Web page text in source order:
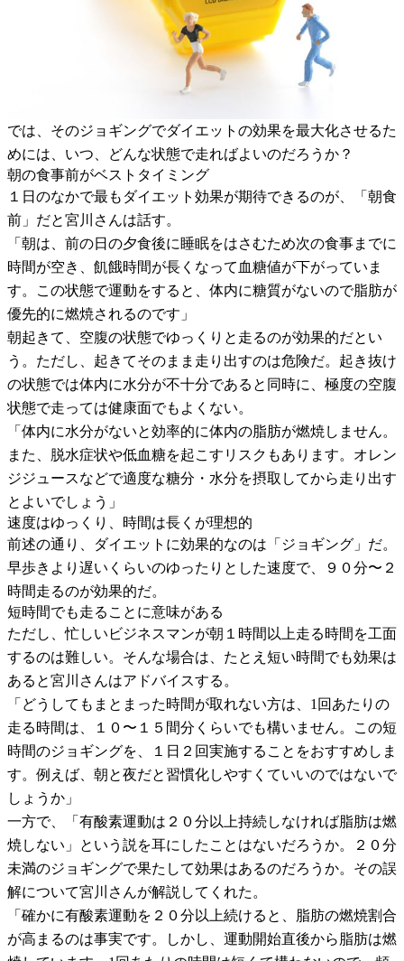
では、そのジョギングでダイエットの効果を最大化させるた
めには、いつ、どんな状態で走ればよいのだろうか？
朝の食事前がベストタイミング
１日のなかで最もダイエット効果が期待できるのが、「朝食
前」だと宮川さんは話す。
「朝は、前の日の夕食後に睡眠をはさむため次の食事までに
時間が空き、飢餓時間が長くなって血糖値が下がっていま
す。この状態で運動をすると、体内に糖質がないので脂肪が
優先的に燃焼されるのです」
朝起きて、空腹の状態でゆっくりと走るのが効果的だとい
う。ただし、起きてそのまま走り出すのは危険だ。起き抜け
の状態では体内に水分が不十分であると同時に、極度の空腹
状態で走っては健康面でもよくない。
「体内に水分がないと効率的に体内の脂肪が燃焼しません。
また、脱水症状や低血糖を起こすリスクもあります。オレン
ジジュースなどで適度な糖分・水分を摂取してから走り出す
とよいでしょう」
速度はゆっくり、時間は長くが理想的
前述の通り、ダイエットに効果的なのは「ジョギング」だ。
早歩きより遅いくらいのゆったりとした速度で、９０分〜２
時間走るのが効果的だ。
短時間でも走ることに意味がある
ただし、忙しいビジネスマンが朝１時間以上走る時間を工面
するのは難しい。そんな場合は、たとえ短い時間でも効果は
あると宮川さんはアドバイスする。
「どうしてもまとまった時間が取れない方は、1回あたりの
走る時間は、１０〜１５間分くらいでも構いません。この短
時間のジョギングを、１日２回実施することをおすすめしま
す。例えば、朝と夜だと習慣化しやすくていいのではないで
しょうか」
一方で、「有酸素運動は２０分以上持続しなければ脂肪は燃
焼しない」という説を耳にしたことはないだろうか。２０分
未満のジョギングで果たして効果はあるのだろうか。その誤
解について宮川さんが解説してくれた。
「確かに有酸素運動を２０分以上続けると、脂肪の燃焼割合
が高まるのは事実です。しかし、運動開始直後から脂肪は燃